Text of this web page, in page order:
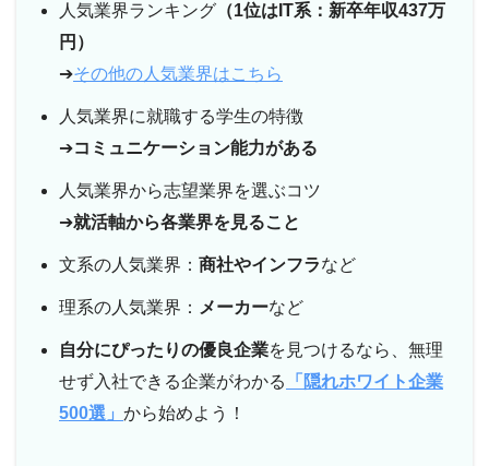
人気業界ランキング （1位はIT系：新卒年収437万
円）
➔その他の人気業界はこちら
人気業界に就職する学生の特徴
➔コミュニケーション能力がある
人気業界から志望業界を選ぶコツ
➔就活軸から各業界を見ること
文系の人気業界： 商社やインフラなど
理系の人気業界： メーカーなど
自分にぴったりの優良企業を見つけるなら、無理
せず入社できる企業がわかる
「隠れホワイト企業
500選」 から始めよう！